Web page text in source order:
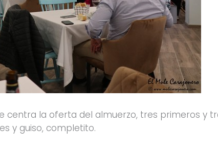
centra la oferta del almuerzo, tres primeros y
y guiso, completito.